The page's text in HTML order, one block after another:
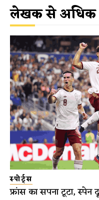
लेखक से अधिक
स्पोर्ट्स
फ्रांस का सपना टूटा, स्पेन